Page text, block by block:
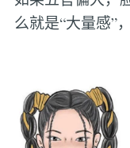
么就是“大量感”